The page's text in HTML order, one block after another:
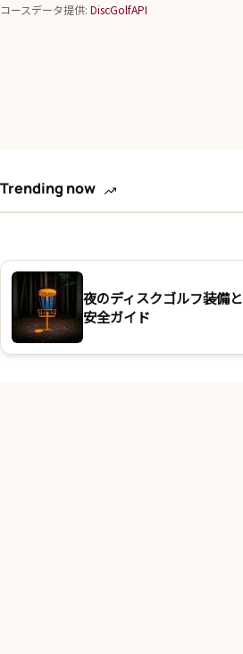
コースデータ提供: DiscGolfAPI
Trending now
夜のディスクゴルフ装備と
安全ガイド